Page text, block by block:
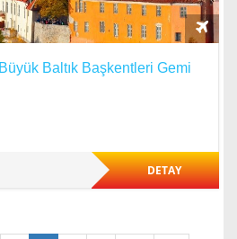
Baltık Başkentleri Gemi
DETAY